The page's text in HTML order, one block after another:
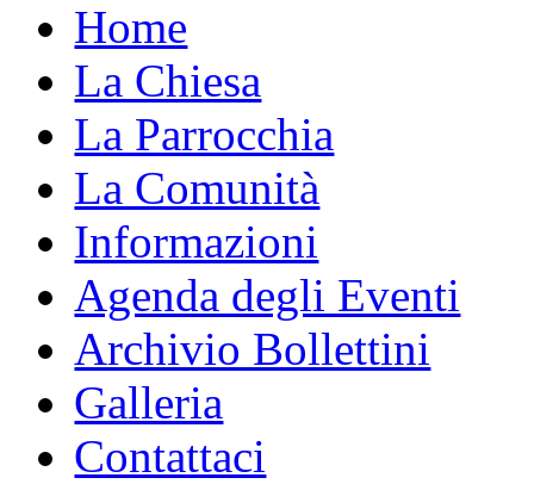
Home
La Chiesa
La Parrocchia
La Comunità
Informazioni
Agenda degli Eventi
Archivio Bollettini
Galleria
Contattaci